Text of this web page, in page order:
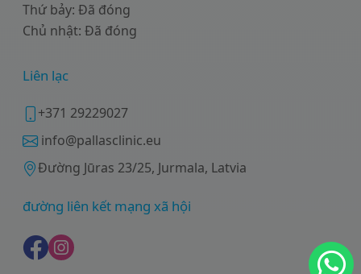
Thứ bảy: Đã đóng
Chủ nhật: Đã đóng
Liên lạc
+371 29229027
info@pallasclinic.eu
Đường Jūras 23/25, Jurmala, Latvia
đường liên kết mạng xã hội